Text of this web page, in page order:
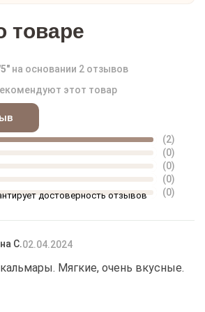
товаре
5" на основании 2 отзывов
этот товар
(2)
(0)
(0)
(0)
(0)
достоверность отзывов
С.02.04.2024
Мягкие, очень вкусные.